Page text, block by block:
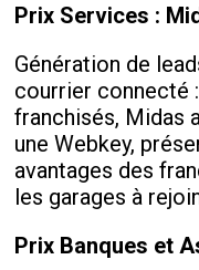
Prix Services :
Génération de
courrier connecté
franchisés, Midas
une Webkey,
avantages des
les garages à
Prix Banques et